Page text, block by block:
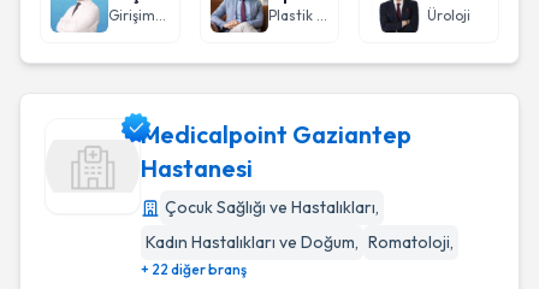
Girişimsel Radyoloji Plastik Rekonstrüktif ve Estetik Cerrahi Üroloji
Medicalpoint Gaziantep
Hastanesi
Çocuk Sağlığı ve Hastalıkları,
Kadın Hastalıkları ve Doğum, Romatoloji,
+ 22 diğer branş